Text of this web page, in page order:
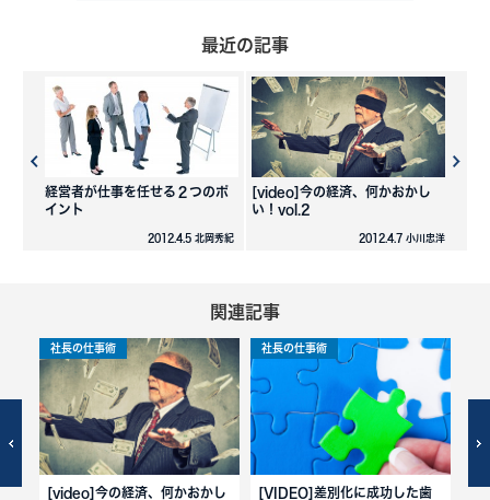
最近の記事
経営者が仕事を任せる２つのポ
イント
2012.4.5 北岡秀紀
[video]今の経済、何かおかし
い！vol.2
2012.4.7 小川忠洋
関連記事
社長の仕事術
[video]今の経済、何かおかし
社長の仕事術
[VIDEO]差別化に成功した歯